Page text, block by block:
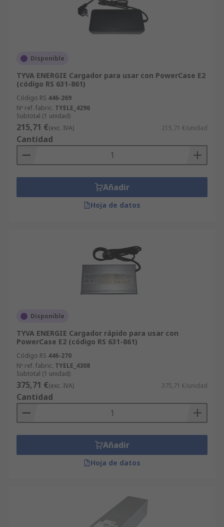
Disponible
TYVA ENERGIE Cargador para usar con PowerCase E2
(código RS 631-861)
Código RS 446-269
Nº ref. fabric. TYELE_4296
Subtotal (1 unidad)
215,71 €(exc. IVA) 215,71 €/unidad
Cantidad
Añadir
Hoja de datos
Disponible
TYVA ENERGIE Cargador rápido para usar con
PowerCase E2 (código RS 631-861)
Código RS 446-270
Nº ref. fabric. TYELE_4308
Subtotal (1 unidad)
375,71 €(exc. IVA) 375,71 €/unidad
Cantidad
Añadir
Hoja de datos